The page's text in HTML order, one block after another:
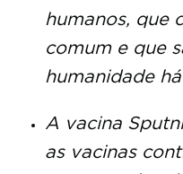
humanos, que
comum e que
humanidade
A vacina
as vacinas